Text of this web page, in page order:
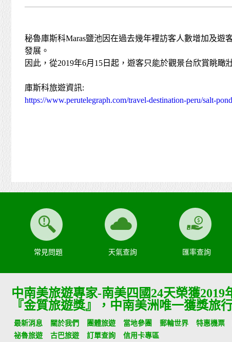
秘魯庫斯科Maras鹽池因在過去幾年裡訪客人數增加及
發展。
因此，從2019年6月15日起，遊客只能於觀景台欣賞眺
庫斯科旅遊資訊:
https://www.perutelegraph.com/travel-destination-peru/salt-
常見問題 天氣查詢 匯率查詢
中南美旅遊專家-南美四國24天榮獲2019
『金質旅遊獎』，中南美洲唯一獲獎旅
最新消息 關於我們 團體旅遊 當地參團 郵輪世界 特惠機票
祕魯旅遊
古巴旅遊 訂單查詢 信用卡專區